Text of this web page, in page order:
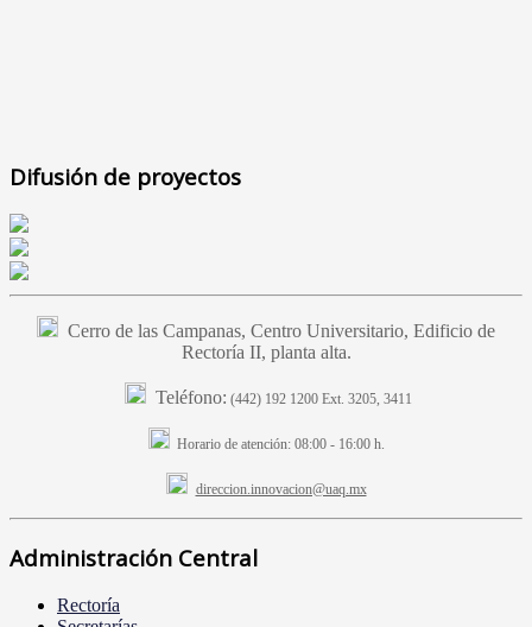
Difusión de proyectos
Cerro de las Campanas, Centro Universitario, Edificio de
Rectoría II, planta alta.
Teléfono: (442) 192 1200 Ext. 3205, 3411
Horario de atención:08:00 - 16:00 h.
direccion.innovacion@uaq.mx
Administración Central
Rectoría